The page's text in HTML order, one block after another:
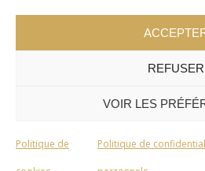
REFUSER
VOIR LES
Politique de Politique de
© 2024 Cercle Kaizen. Tous droits